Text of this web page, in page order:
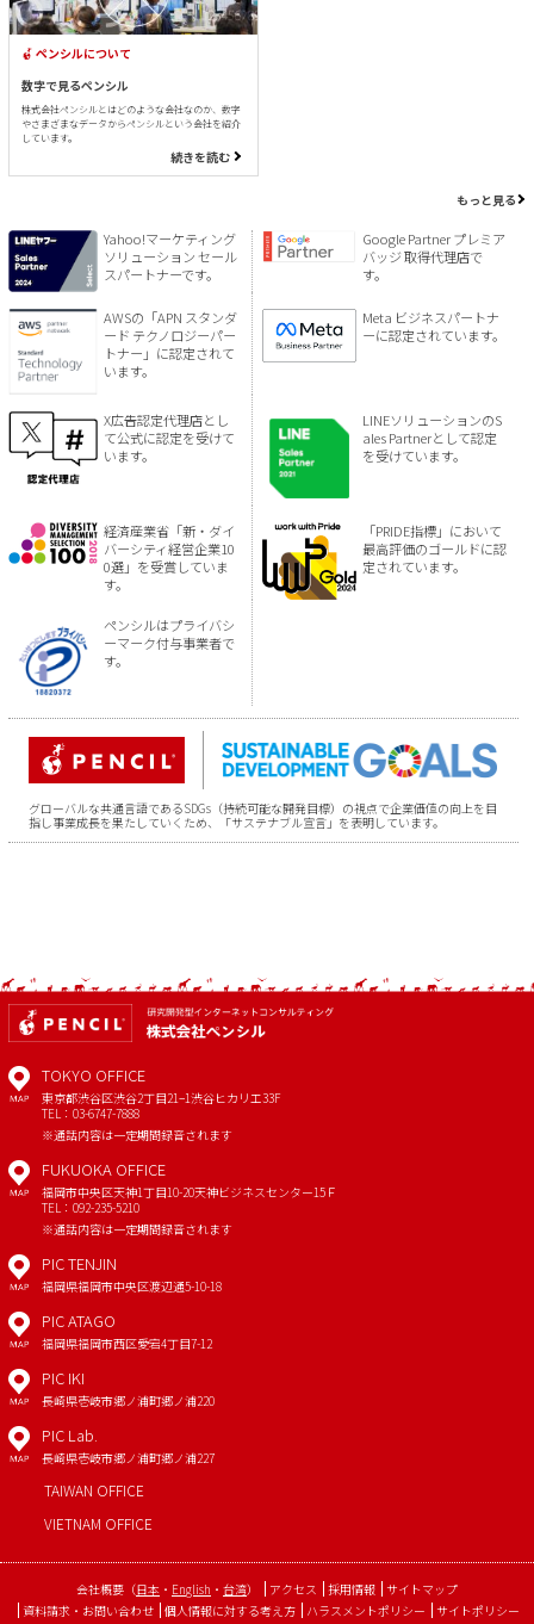
ペンシルについて
数字で見るペンシル
株式会社ペンシルとはどのような会社なのか、数字
やさまざまなデータからペンシルという会社を紹介
しています。
続きを読む
もっと見る
Yahoo!マーケティング
ソリューション セール
スパートナーです。
Google Partner プレミア
バッジ 取得代理店で
す。
AWSの「APN スタンダ
ード テクノロジーパー
トナー」に認定されて
います。
Meta ビジネスパートナ
ーに認定されています。
X広告認定代理店とし
て公式に認定を受けて
います。
LINEソリューションのS
ales Partnerとして認定
を受けています。
経済産業省「新・ダイ
バーシティ経営企業10
0選」を受賞していま
す。
「PRIDE指標」において
最高評価のゴールドに認
定されています。
ペンシルはプライバシ
ーマーク付与事業者で
す。
グローバルな共通言語であるSDGs（持続可能な開発目標）の視点で企業価値の向上を目
指し事業成長を果たしていくため、「サステナブル宣言」を表明しています。
MAP
TOKYO OFFICE
東京都渋谷区渋谷2丁目21−1渋谷ヒカリエ33F
TEL：03-6747-7888
※通話内容は一定期間録音されます
MAP
FUKUOKA OFFICE
福岡市中央区天神1丁目10-20天神ビジネスセンター15Ｆ
TEL：092-235-5210
※通話内容は一定期間録音されます
MAP
PIC TENJIN
福岡県福岡市中央区渡辺通5-10-18
MAP
PIC ATAGO
福岡県福岡市西区愛宕4丁目7-12
MAP
PIC IKI
長崎県壱岐市郷ノ浦町郷ノ浦220
MAP
PIC Lab.
長崎県壱岐市郷ノ浦町郷ノ浦227
TAIWAN OFFICE
VIETNAM OFFICE
会社概要 （日本 ・ English ・ 台湾） アクセス 採用情報 サイトマップ
資料請求・お問い合わせ 個人情報に対する考え方 ハラスメントポリシー サイトポリシー